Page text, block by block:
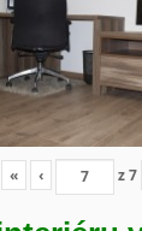
« ‹ z7